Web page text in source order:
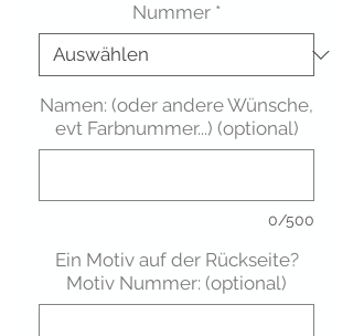
Nummer *
Namen: (oder andere Wünsche,
evt Farbnummer...) (optional)
0/500
Ein Motiv auf der Rückseite?
Motiv Nummer: (optional)